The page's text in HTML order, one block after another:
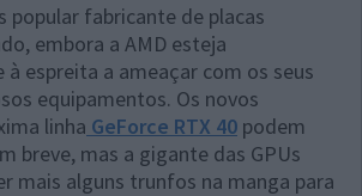
popular fabricante de placas
embora a AMD esteja
espreita a ameaçar com os seus
equipamentos. Os novos
linha GeForce RTX 40 podem
breve, mas a gigante das GPUs
mais alguns trunfos na manga para